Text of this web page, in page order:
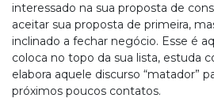
interessado na sua proposta de
aceitar sua proposta de primeira,
inclinado a fechar negócio. Esse é
coloca no topo da sua lista, estuda
elabora aquele discurso “matador”
próximos poucos contatos.